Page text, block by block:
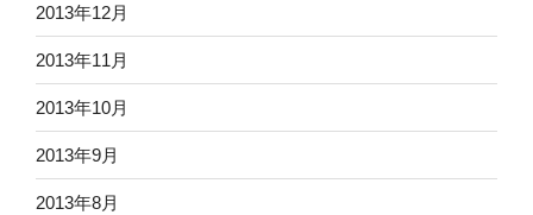
2013年12月
2013年11月
2013年10月
2013年9月
2013年8月